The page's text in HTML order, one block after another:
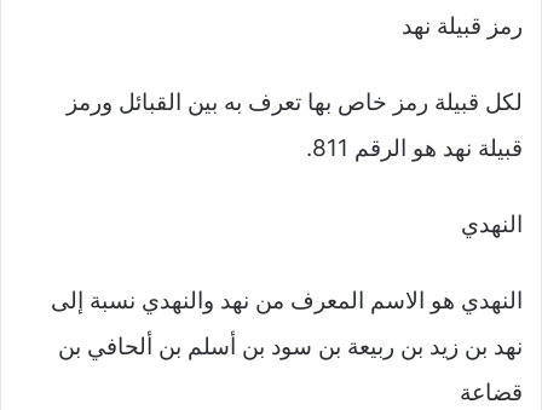
رمز قبيلة نهد
لكل قبيلة رمز خاص بها تعرف به بين القبائل ورمز
قبيلة نهد هو الرقم 811.
النهدي
النهدي هو الاسم المعرف من نهد والنهدي نسبة إلى
نهد بن زيد بن ربيعة بن سود بن أسلم بن ألحافي بن
قضاعة